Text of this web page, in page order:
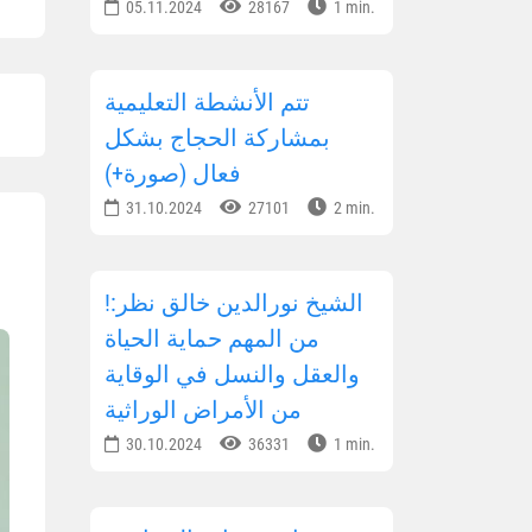
05.11.2024 28167 1 min.
تتم الأنشطة التعليمية
بمشاركة الحجاج بشكل
فعال (صورة+)
31.10.2024 27101 2 min.
!الشيخ نورالدين خالق نظر:
من المهم حماية الحياة
والعقل والنسل في الوقاية
من الأمراض الوراثية
30.10.2024 36331 1 min.